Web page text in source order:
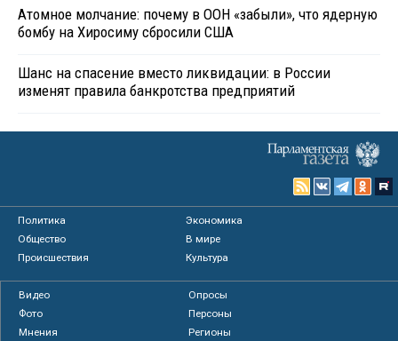
Атомное молчание: почему в ООН «забыли», что ядерную
бомбу на Хиросиму сбросили США
Шанс на спасение вместо ликвидации: в России
изменят правила банкротства предприятий
Политика
Экономика
Общество
В мире
Происшествия
Культура
Видео
Опросы
Фото
Персоны
Мнения
Регионы